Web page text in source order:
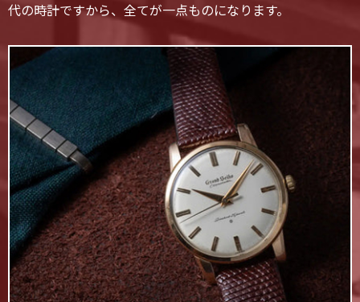
代の時計ですから、全てが一点ものになります。